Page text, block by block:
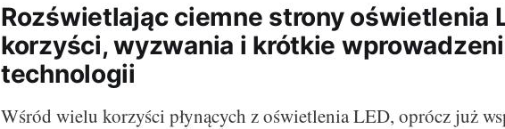
Rozświetlając ciemne strony oświetlenia
korzyści, wyzwania i krótkie
technologii
Wśród wielu korzyści płynących z oświetlenia LED, oprócz już